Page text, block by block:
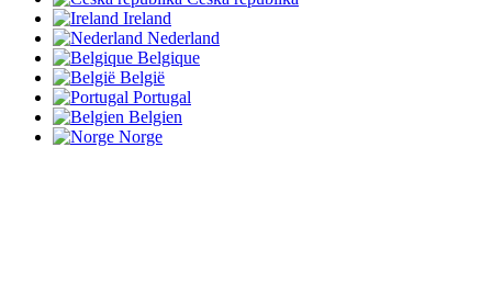
Ireland
Nederland
Belgique
België
Portugal
Belgien
Norge